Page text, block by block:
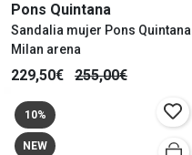
Pons Quintana
Sandalia mujer Pons Quintana
Milan arena
229,50€ 255,00€
10%
NEW